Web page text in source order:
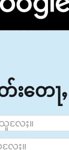
းတေႃႇ